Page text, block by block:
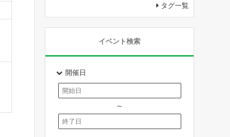
タグ一覧
イベント検索
開催日
～